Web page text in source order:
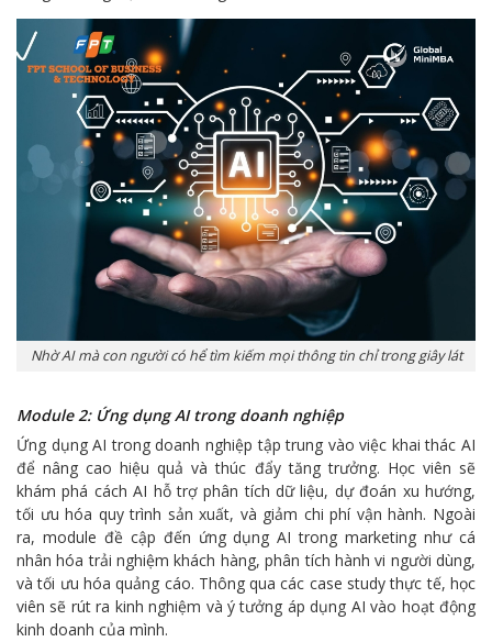
Nhờ AI mà con người có hể tìm kiếm mọi thông tin chỉ trong giây lát
Module 2: Ứng dụng AI trong doanh nghiệp
Ứng dụng AI trong doanh nghiệp tập trung vào việc khai thác AI
để nâng cao hiệu quả và thúc đẩy tăng trưởng. Học viên sẽ
khám phá cách AI hỗ trợ phân tích dữ liệu, dự đoán xu hướng,
tối ưu hóa quy trình sản xuất, và giảm chi phí vận hành. Ngoài
ra, module đề cập đến ứng dụng AI trong marketing như cá
nhân hóa trải nghiệm khách hàng, phân tích hành vi người dùng,
và tối ưu hóa quảng cáo. Thông qua các case study thực tế, học
viên sẽ rút ra kinh nghiệm và ý tưởng áp dụng AI vào hoạt động
kinh doanh của mình.